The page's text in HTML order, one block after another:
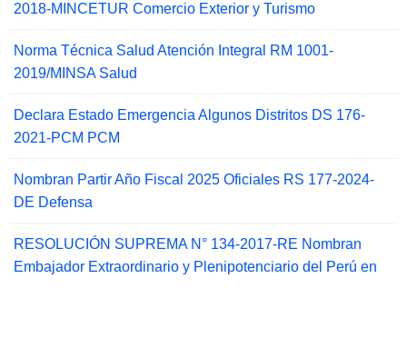
2018-MINCETUR Comercio Exterior y Turismo
Norma Técnica Salud Atención Integral RM 1001-
2019/MINSA Salud
Declara Estado Emergencia Algunos Distritos DS 176-
2021-PCM PCM
Nombran Partir Año Fiscal 2025 Oficiales RS 177-2024-
DE Defensa
RESOLUCIÓN SUPREMA N° 134-2017-RE Nombran
Embajador Extraordinario y Plenipotenciario del Perú en